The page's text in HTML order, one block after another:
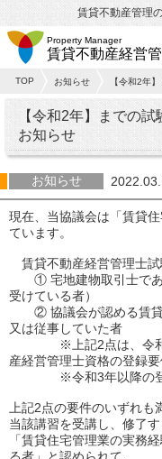
賃貸不動産管理
Property Manager
賃貸不動産経営
TOP お知らせ 【令和2年
【令和2年】までの
お知らせ
お知らせ
現在、当協議会は「賃貸
ています。
賃貸不動産経営管理士試
① 宅地建物取引士であ
受けている者）
② 協議会が認める賃貸
又は従事していた者
※上記2点は、令和2年
産経営管理士資格の登
※令和3年以降の登録
上記2点の要件のいずれも
当該講習を受講し、修了す
「賃貸住宅管理業の実務